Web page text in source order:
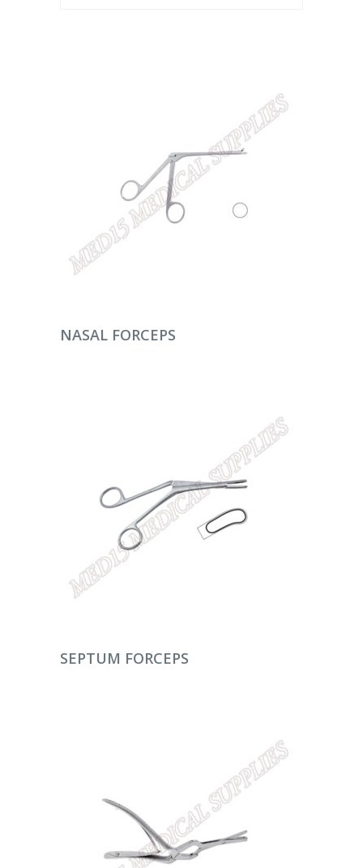
DEVAMINI OKU
NASAL FORCEPS
DEVAMINI OKU
SEPTUM FORCEPS